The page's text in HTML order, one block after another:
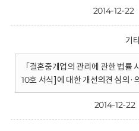
2014-12-22
기
「결혼중개업의 관리에 관한 법률
10호 서식]에 대한 개선의견 심의·
2014-12-22